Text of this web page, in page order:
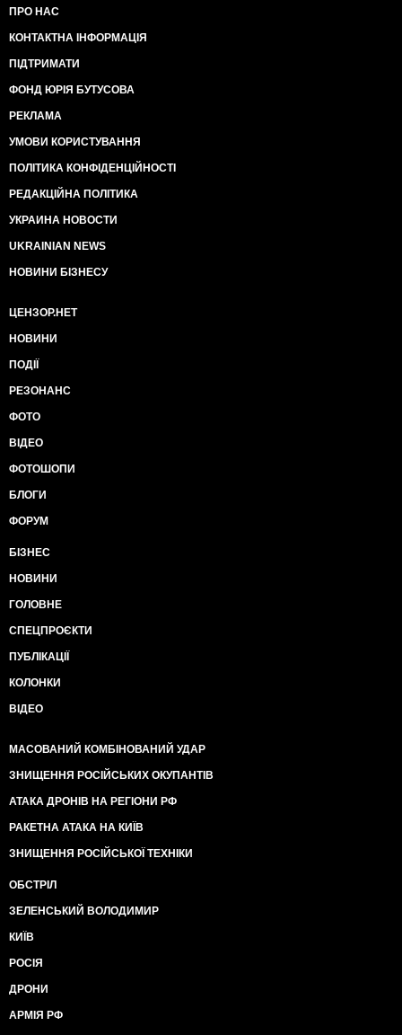
ПРО НАС
КОНТАКТНА ІНФОРМАЦІЯ
ПІДТРИМАТИ
ФОНД ЮРІЯ БУТУСОВА
РЕКЛАМА
УМОВИ КОРИСТУВАННЯ
ПОЛІТИКА КОНФІДЕНЦІЙНОСТІ
РЕДАКЦІЙНА ПОЛІТИКА
УКРАИНА НОВОСТИ
UKRAINIAN NEWS
НОВИНИ БІЗНЕСУ
ЦЕНЗОР.НЕТ
НОВИНИ
ПОДІЇ
РЕЗОНАНС
ФОТО
ВІДЕО
ФОТОШОПИ
БЛОГИ
ФОРУМ
БІЗНЕС
НОВИНИ
ГОЛОВНЕ
СПЕЦПРОЄКТИ
ПУБЛІКАЦІЇ
КОЛОНКИ
ВІДЕО
МАСОВАНИЙ КОМБІНОВАНИЙ УДАР
ЗНИЩЕННЯ РОСІЙСЬКИХ ОКУПАНТІВ
АТАКА ДРОНІВ НА РЕГІОНИ РФ
РАКЕТНА АТАКА НА КИЇВ
ЗНИЩЕННЯ РОСІЙСЬКОЇ ТЕХНІКИ
ОБСТРІЛ
ЗЕЛЕНСЬКИЙ ВОЛОДИМИР
КИЇВ
РОСІЯ
ДРОНИ
АРМІЯ РФ